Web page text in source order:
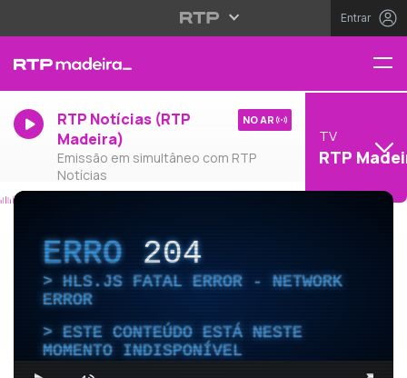
Entrar
RTP Notícias (RTP
Madeira)
Emissão em simultâneo com RTP
Notícias
NO AR
TV
RTP
ERRO204
HLS.JS FATAL ERROR - NETWORK
ERROR
ESTE CONTEÚDO ESTÁ NESTE
MOMENTO INDISPONÍVEL